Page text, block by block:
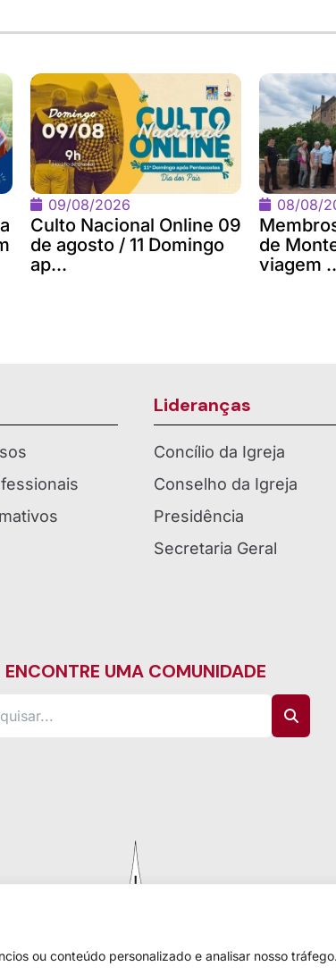
ou conteúdo personalizado e analisar nosso
09/08/2026
Culto Nacional Online 09
de agosto / 11 Domingo
ap...
08/08/
de
viagem
Lideranças
Concílio da Igreja
Conselho da Igreja
Presidência
Secretaria Geral
ENCONTRE UMA COMUNIDADE